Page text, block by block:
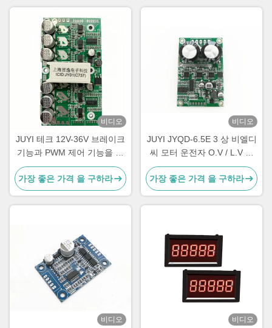
비디오
JUYI 테크 12V-36V 브레이크
기능과 PWM 제어 기능을 가
진 두 개의 BLDC 모터용 듀얼
BLDC 모터 컨트롤러
가장 좋은 가격 을 구하라
비디오
JUYI JYQD-6.5E 3 상 비엘디
씨 모터 운전자 O.V / L.V 보
호 PWM 주파수 1-20KHZ
가장 좋은 가격 을 구하라
비디오 비디오